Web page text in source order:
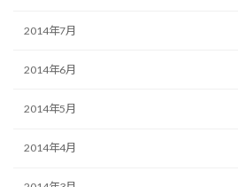
2014年7月
2014年6月
2014年5月
2014年4月